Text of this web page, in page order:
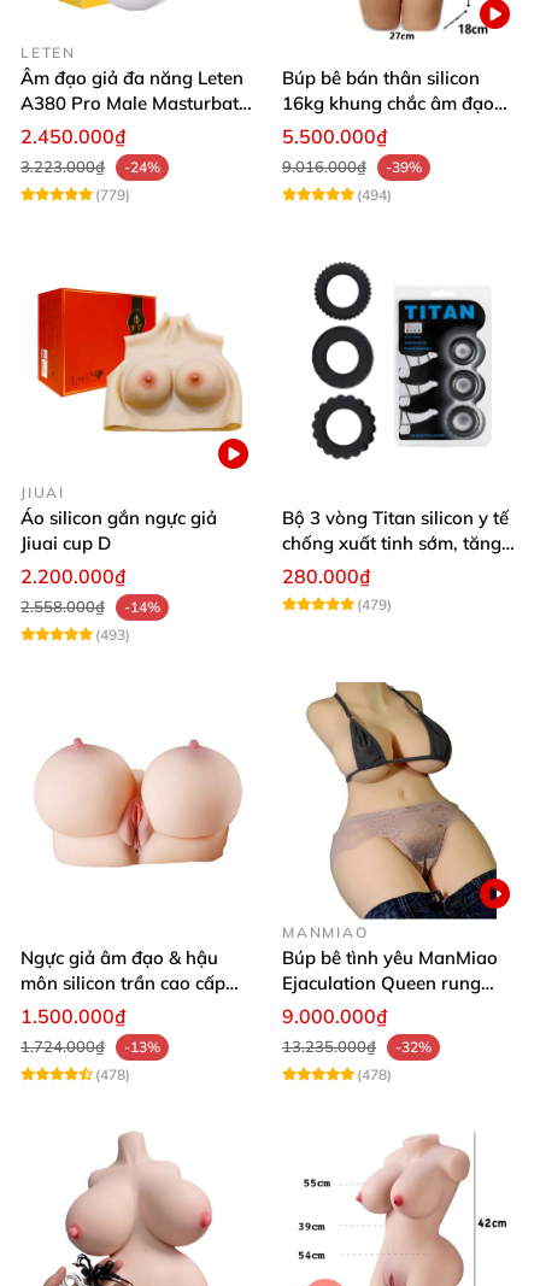
LETEN
Âm đạo giả đa năng Leten
A380 Pro Male Masturbator
Version 3
2.450.000₫
3.223.000₫
-24%
(779)
Búp bê bán thân silicon
16kg khung chắc âm đạo
khít hồng
5.500.000₫
9.016.000₫
-39%
(494)
JIUAI
Áo silicon gắn ngực giả
Jiuai cup D
2.200.000₫
2.558.000₫
-14%
(493)
Bộ 3 vòng Titan silicon y tế
chống xuất tinh sớm, tăng
khoái cảm
280.000₫
(479)
Ngực giả âm đạo & hậu
môn silicon trần cao cấp
mềm mịn - Man
Mastuebator 3kg
1.500.000₫
1.724.000₫
-13%
(478)
MANMIAO
Búp bê tình yêu ManMiao
Ejaculation Queen rung
cảm biến sưởi ấm phun
nước thông minh
9.000.000₫
13.235.000₫
-32%
(478)